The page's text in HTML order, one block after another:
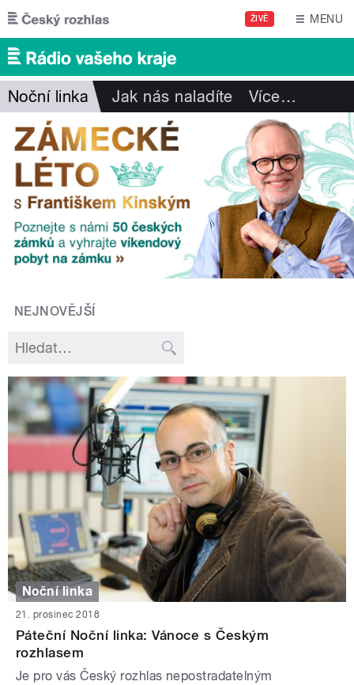
Přejít k hlavnímu obsahu
ŽIVĚ MENU
Noční linka Jak nás naladíte Více…
NEJNOVĚJŠÍ
Noční linka
21. prosinec 2018
Páteční Noční linka: Vánoce s Českým
rozhlasem
Je pro vás Český rozhlas nepostradatelným